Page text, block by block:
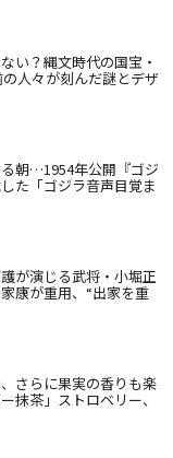
い？縄文時代の国宝・
人々が刻んだ謎とデザ
朝…1954年公開『ゴジ
た「ゴジラ音声目覚ま
が演じる武将・小堀正
康が重用、“出家を重
さらに果実の香りも楽
抹茶」ストロベリー、